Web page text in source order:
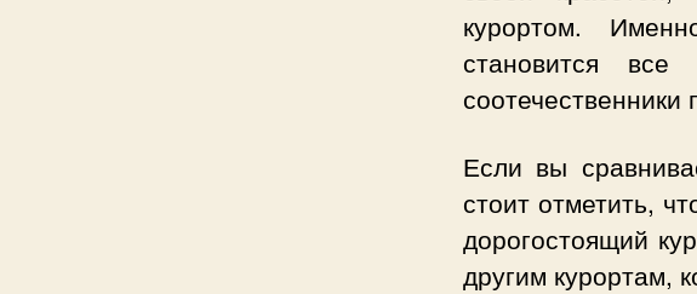
курортом.
становится
Если вы
стоит отметить,
дорогостоящий
другим курортам,